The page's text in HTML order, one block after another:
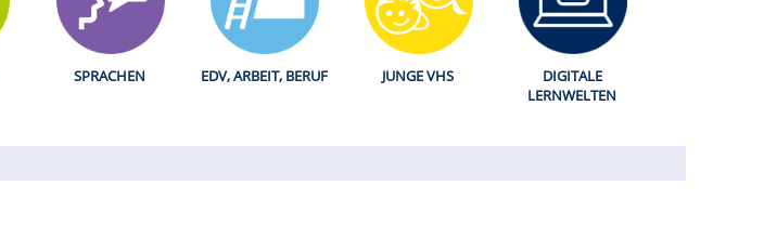
SPRACHEN EDV, ARBEIT, BERUF JUNGE VHS
DIGITALE
LERNWELTEN